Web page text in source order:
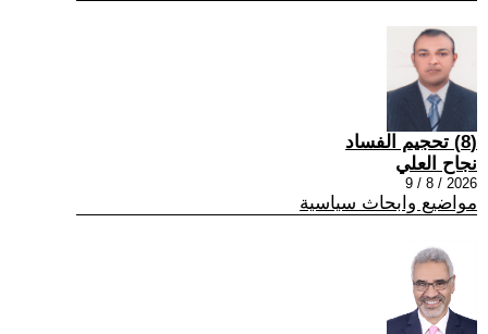
(8) تحجيم الفساد
نجاح العلي
2026 / 8 / 9
مواضيع وابحاث سياسية